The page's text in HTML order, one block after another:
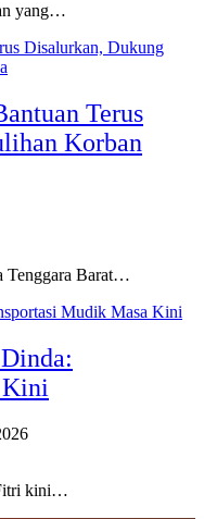
yang…
Terus
Korban
Tenggara Barat…
Kini
kini…